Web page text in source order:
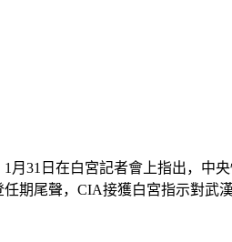
1月31日在白宮記者會上指出，
期尾聲，CIA接獲白宮指示對